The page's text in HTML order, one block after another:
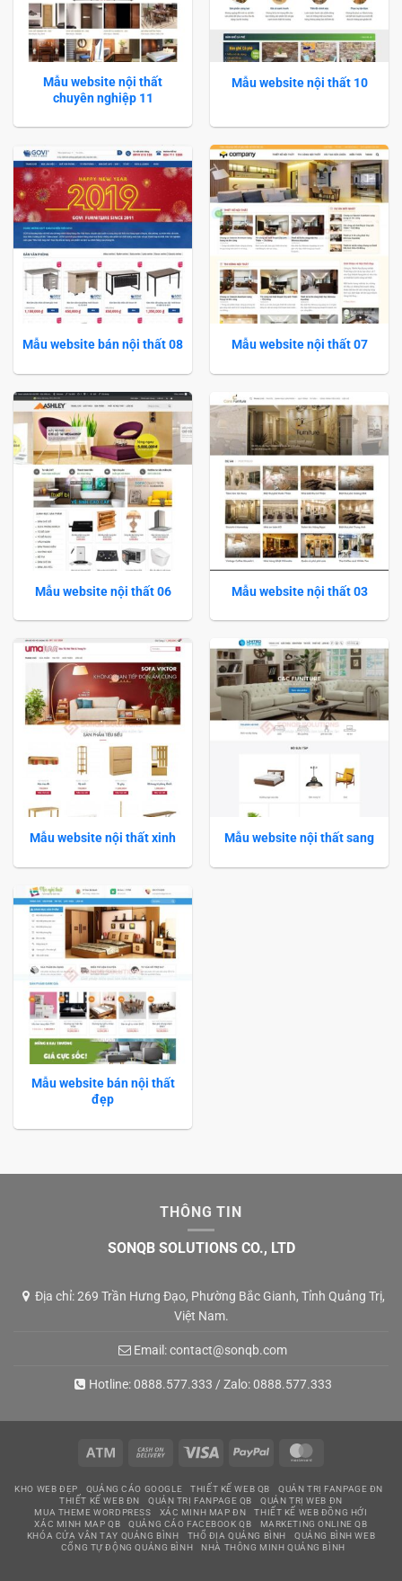
Mẫu website nội thất
chuyên nghiệp 11
Mẫu website nội thất 10
Mẫu website bán nội thất 08 Mẫu website nội thất 07
Mẫu website nội thất 06 Mẫu website nội thất 03
Mẫu website nội thất xinh Mẫu website nội thất sang
Mẫu website bán nội thất
đẹp
THÔNG TIN
SONQB SOLUTIONS CO., LTD
Địa chỉ: 269 Trần Hưng Đạo, Phường Bắc Gianh, Tỉnh Quảng Trị,
Việt Nam.
Email:contact@sonqb.com
Hotline:0888.577.333 / Zalo:0888.577.333
Atm
Cash
Delivery
Visa PayPal
KHO WEB ĐẸP QUẢNG CÁO GOOGLE THIẾT KẾ WEB QB
QUẢN TRỊ FANPAGE ĐN
THIẾT KẾ WEB ĐN
QUẢN TRỊ FANPAGE QB
QUẢN TRỊ WEB ĐN
MUA THEME WORDPRESS
XÁC MINH MAP ĐN
THIẾT KẾ WEB ĐỒNG HỚI
XÁC MINH MAP QB
QUẢNG CÁO FACEBOOK QB
MARKETING ONLINE QB
KHÓA CỬA VÂN TAY QUẢNG BÌNH
THỔ ĐỊA QUẢNG BÌNH
QUẢNG BÌNH WEB
CỔNG TỰ ĐỘNG QUẢNG BÌNH
NHÀ THÔNG MINH QUẢNG BÌNH